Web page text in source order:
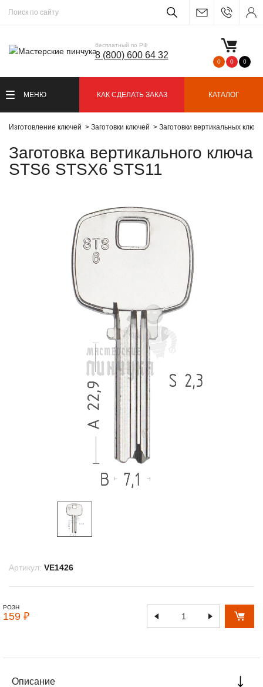
бесплатный по РФ
8 (800) 600 64 32
0 0 0
МЕНЮ КАК СДЕЛАТЬ ЗАКАЗ КАТАЛОГ
Изготовление ключей Заготовки ключей Заготовки вертикальных
Заготовка вертикального ключа
STS6 STSX6 STS11
Артикул: VE1426
РОЗН
159 ₽
Описание